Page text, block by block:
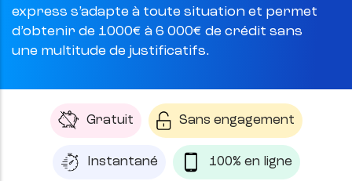
express s’adapte à toute situation et permet
d’obtenir de 1000€ à 6 000€ de crédit sans
une multitude de justificatifs.
Gratuit Sans engagement
Instantané 100% en ligne